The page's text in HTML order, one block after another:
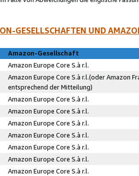
GESELLSCHAFTEN UND
Amazon-Gesellschaft
Amazon Europe Core S.à r.l.
Amazon Europe Core S.à r.l.(oder Amazon
entsprechend der Mitteilung)
Amazon Europe Core S.à r.l.
Amazon Europe Core S.à r.l.
Amazon Europe Core S.à r.l.
Amazon Europe Core S.à r.l.
Amazon Europe Core S.à r.l.
Amazon Europe Core S.à r.l.
Amazon Europe Core S.à r.l.